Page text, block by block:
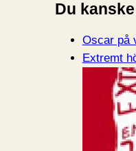
Du
Oscar på
Extremt